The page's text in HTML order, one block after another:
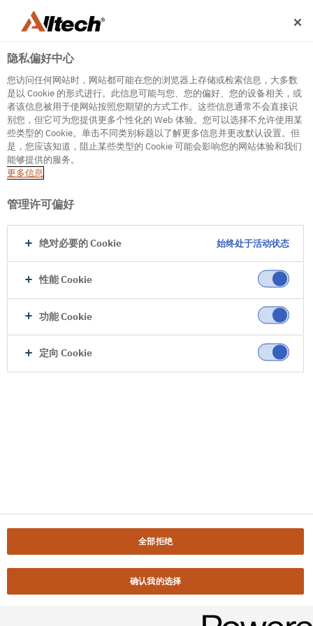
500
Internal Error Server
It seems we're experiencing some technical
homepage
Go to Homepage
隐私偏好中心
您访问任何网站时，网站都可能在您的浏览器上存储或检索信息，大多数
是以 Cookie 的形式进行。此信息可能与您、您的偏好、您的设备相关，或
者该信息被用于使网站按照您期望的方式工作。这些信息通常不会直接识
别您，但它可为您提供更多个性化的 Web 体验。您可以选择不允许使用某
些类型的 Cookie。单击不同类别标题以了解更多信息并更改默认设置。但
是，您应该知道，阻止某些类型的 Cookie 可能会影响您的网站体验和我们
能够提供的服务。
更多信息
管理许可偏好
绝对必要的 Cookie 始终处于活动状态
性能 Cookie
功能 Cookie
定向 Cookie
全部拒绝
确认我的选择